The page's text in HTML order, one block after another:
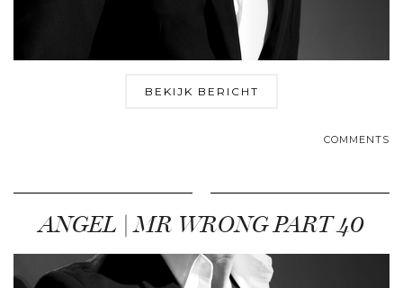
BEKIJK BERICHT
COMMENTS
ANGEL | MR WRONG PART 40